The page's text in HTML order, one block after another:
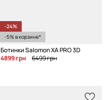
-24%
-5% в корзине*
Ботинки Salomon XA PRO 3D
4899 грн
6499 грн